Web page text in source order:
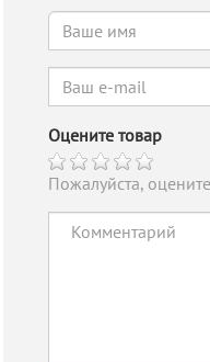
Оцените товар
Пожалуйста,